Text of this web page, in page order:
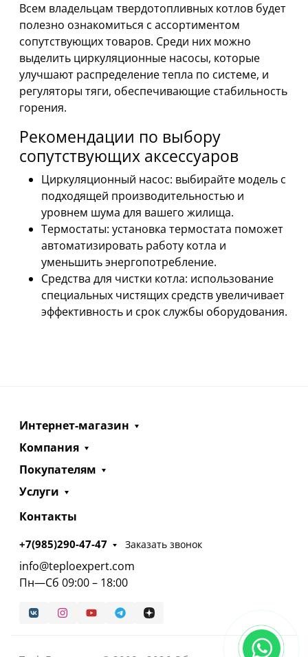
Всем владельцам твердотопливных котлов будет
полезно ознакомиться с ассортиментом
сопутствующих товаров. Среди них можно
выделить циркуляционные насосы, которые
улучшают распределение тепла по системе, и
регуляторы тяги, обеспечивающие стабильность
горения.
Рекомендации по выбору
сопутствующих аксессуаров
Циркуляционный насос: выбирайте модель с
подходящей производительностью и
уровнем шума для вашего жилища.
Термостаты: установка термостата поможет
автоматизировать работу котла и
уменьшить энергопотребление.
Средства для чистки котла: использование
специальных чистящих средств увеличивает
эффективность и срок службы оборудования.
Интернет-магазин
Компания
Покупателям
Услуги
Контакты
+7(985)290-47-47 Заказать звонок
info@teploexpert.com
Пн—Сб 09:00 – 18:00